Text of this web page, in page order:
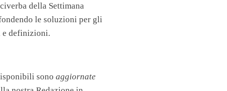
della Settimana
le soluzioni per gli
e definizioni.
sono aggiornate